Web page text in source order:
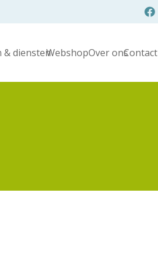
& dienstenWebshopOver onsContact